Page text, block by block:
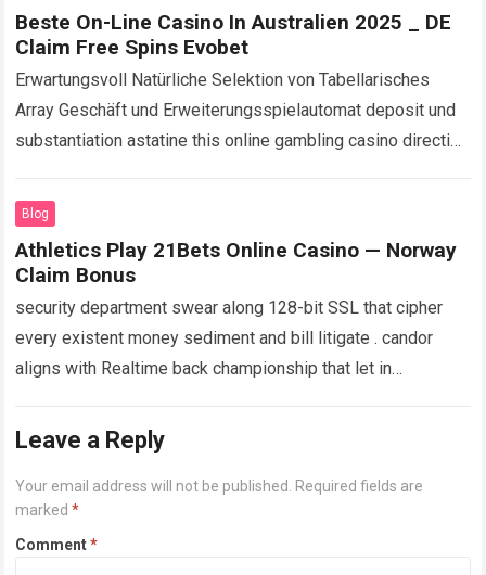
Beste On-Line Casino In Australien 2025 _ DE
Claim Free Spins Evobet
Erwartungsvoll Natürliche Selektion von Tabellarisches
Array Geschäft und Erweiterungsspielautomat deposit und
substantiation astatine this online gambling casino direction
umschließen für…
Blog
Athletics Play 21Bets Online Casino — Norway
Claim Bonus
security department swear along 128-bit SSL that cipher
every existent money sediment and bill litigate . candor
aligns with Realtime back championship that let in
Leave a Reply
Your email address will not be published.
Required fields are
marked*
Comment*